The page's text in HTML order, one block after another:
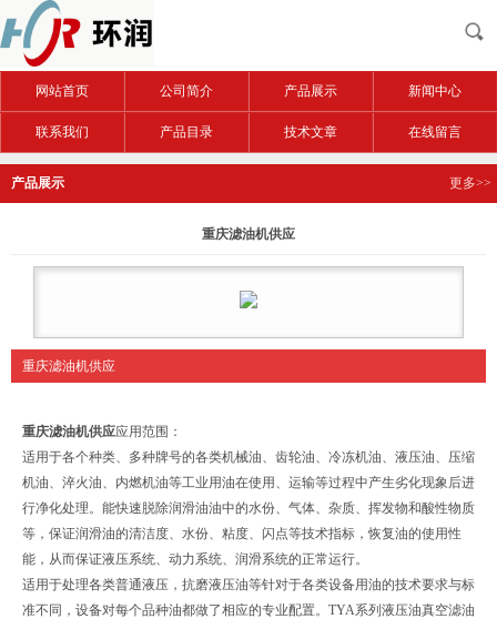
网站首页 公司简介 产品展示 新闻中心
联系我们 产品目录 技术文章 在线留言
产品展示 更多>>
重庆滤油机供应
重庆滤油机供应
重庆滤油机供应应用范围：
适用于各个种类、多种牌号的各类机械油、齿轮油、冷冻机油、液压油、压缩
机油、淬火油、内燃机油等工业用油在使用、运输等过程中产生劣化现象后进
行净化处理。能快速脱除润滑油油中的水份、气体、杂质、挥发物和酸性物质
等，保证润滑油的清洁度、水份、粘度、闪点等技术指标，恢复油的使用性
能，从而保证液压系统、动力系统、润滑系统的正常运行。
适用于处理各类普通液压，抗磨液压油等针对于各类设备用油的技术要求与标
准不同，设备对每个品种油都做了相应的专业配置。TYA系列液压油真空滤油